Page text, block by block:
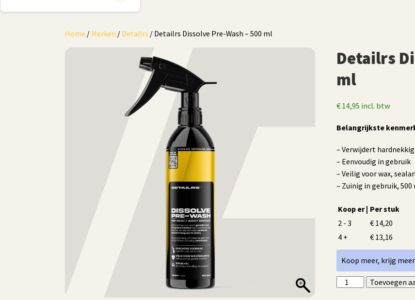
Home / Merken / Detailrs / Detailrs Dissolve Pre-Wash – 500 ml
Detailrs
ml
€14,95 incl. btw
Belangrijkste
– Verwijdert
– Eenvoudig in gebruik
– Veilig voor wax,
– Zuinig in gebruik,
Koop er | Per stuk
2 - 3
€14,20
4 +
€13,16
Koop meer, krijg
Detailrs
Toevoegen